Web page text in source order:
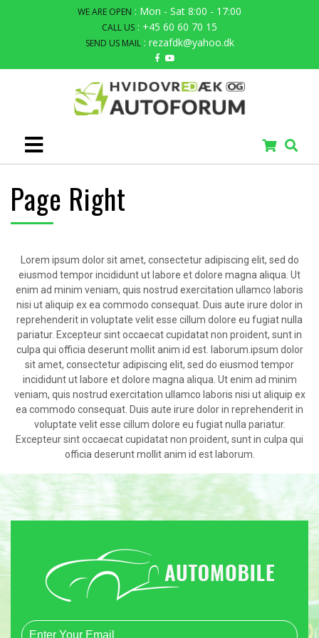
WE ARE OPEN : Mon - Sat 8:00 - 17:00
CALL US : +45 60 60 70 15
SEND US MAIL : rezafdk@yahoo.dk
Page Right
Lorem ipsum dolor sit amet, consectetur adipiscing elit, sed do
eiusmod tempor incididunt ut labore et dolore magna aliqua. Ut
enim ad minim veniam, quis nostrud exercitation ullamco laboris
nisi ut aliquip ex ea commodo consequat. Duis aute irure dolor in
reprehenderit in voluptate velit esse cillum dolore eu fugiat nulla
pariatur. Excepteur sint occaecat cupidatat non proident, sunt in
culpa qui officia deserunt mollit anim id est. laborum.ipsum dolor
sit amet, consectetur adipiscing elit, sed do eiusmod tempor
incididunt ut labore et dolore magna aliqua. Ut enim ad minim
veniam, quis nostrud exercitation ullamco laboris nisi ut aliquip ex
ea commodo consequat. Duis aute irure dolor in reprehenderit in
voluptate velit esse cillum dolore eu fugiat nulla pariatur.
Excepteur sint occaecat cupidatat non proident, sunt in culpa qui
officia deserunt mollit anim id est laborum.